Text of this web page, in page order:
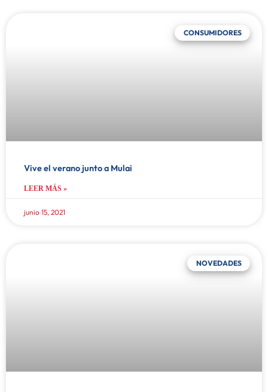
CONSUMIDORES
Vive el verano junto a Mulai
LEER MÁS »
junio 15, 2021
NOVEDADES